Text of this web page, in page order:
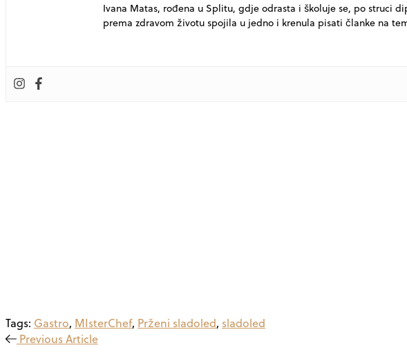
Ivana Matas, rođena u Splitu, gdje odrasta i školuje se, po struci
prema zdravom životu spojila u jedno i krenula pisati članke na
Tags: Gastro, MIsterChef, Prženi sladoled, sladoled
Previous Article